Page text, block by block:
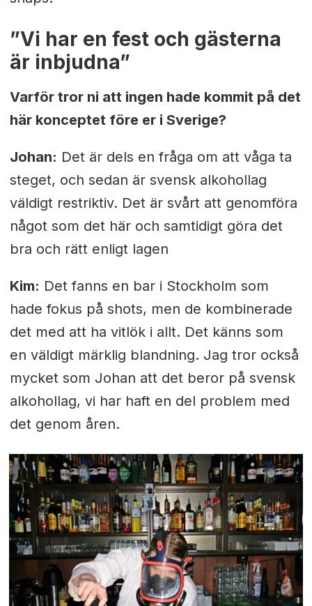
”Vi har en fest och gästerna
är inbjudna”
Varför tror ni att ingen hade kommit på det
här konceptet före er i Sverige?
Johan: Det är dels en fråga om att våga ta
steget, och sedan är svensk alkohollag
väldigt restriktiv. Det är svårt att genomföra
något som det här och samtidigt göra det
bra och rätt enligt lagen
Kim: Det fanns en bar i Stockholm som
hade fokus på shots, men de kombinerade
det med att ha vitlök i allt. Det känns som
en väldigt märklig blandning. Jag tror också
mycket som Johan att det beror på svensk
alkohollag, vi har haft en del problem med
det genom åren.